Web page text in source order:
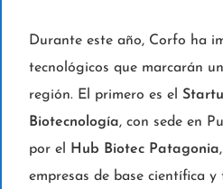
Durante este año, Corfo ha
tecnológicos que marcarán
región. El primero es el
Biotecnología, con sede en
por el Hub Biotec Patagonia
empresas de base científica